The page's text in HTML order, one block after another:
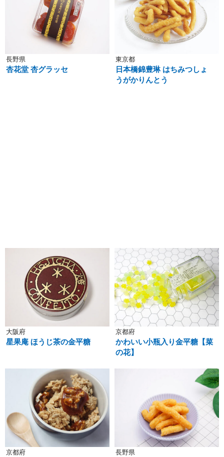
長野県
杏花堂 杏グラッセ
東京都
日本橋錦豊琳 はちみつしょ
うがかりんとう
大阪府
星果庵 ほうじ茶の金平糖
京都府
かわいい小瓶入り金平糖【菜
の花】
京都府 長野県